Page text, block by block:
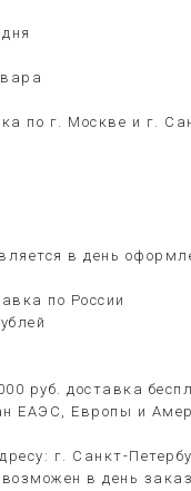
по г. Москве и г.
в день
по России
руб. доставка
ЕАЭС, Европы и
г. Санкт-
в день